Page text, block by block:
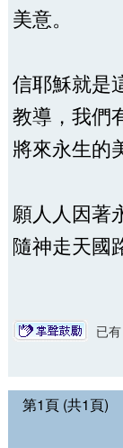
美意。
信耶穌就是
教導，我們
將來永生的
願人人因著
隨神走天國
已有
第1頁 (共1頁)